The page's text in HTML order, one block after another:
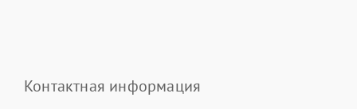
Контактная информация